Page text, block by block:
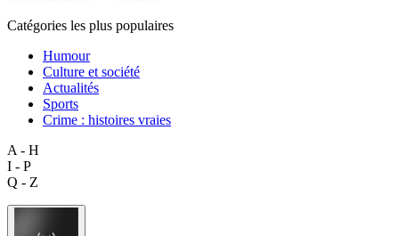
Catégories les plus populaires
Humour
Culture et société
Actualités
Sports
Crime : histoires vraies
A - H
I - P
Q - Z